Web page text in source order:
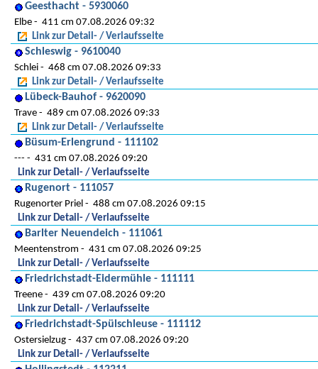
Geesthacht - 5930060
Elbe
411 cm 07.08.2026 09:32
Link zur Detail- / Verlaufsseite
Schleswig - 9610040
Schlei
468 cm 07.08.2026 09:33
Link zur Detail- / Verlaufsseite
Lübeck-Bauhof - 9620090
Trave
489 cm 07.08.2026 09:33
Link zur Detail- / Verlaufsseite
Büsum-Erlengrund - 111102
---
431 cm 07.08.2026 09:20
Link zur Detail- / Verlaufsseite
Rugenort - 111057
Rugenorter Priel
488 cm 07.08.2026 09:15
Link zur Detail- / Verlaufsseite
Barlter Neuendeich - 111061
Meentenstrom
431 cm 07.08.2026 09:25
Link zur Detail- / Verlaufsseite
Friedrichstadt-Eidermühle - 111111
Treene
439 cm 07.08.2026 09:20
Link zur Detail- / Verlaufsseite
Friedrichstadt-Spülschleuse - 111112
Ostersielzug
437 cm 07.08.2026 09:20
Link zur Detail- / Verlaufsseite